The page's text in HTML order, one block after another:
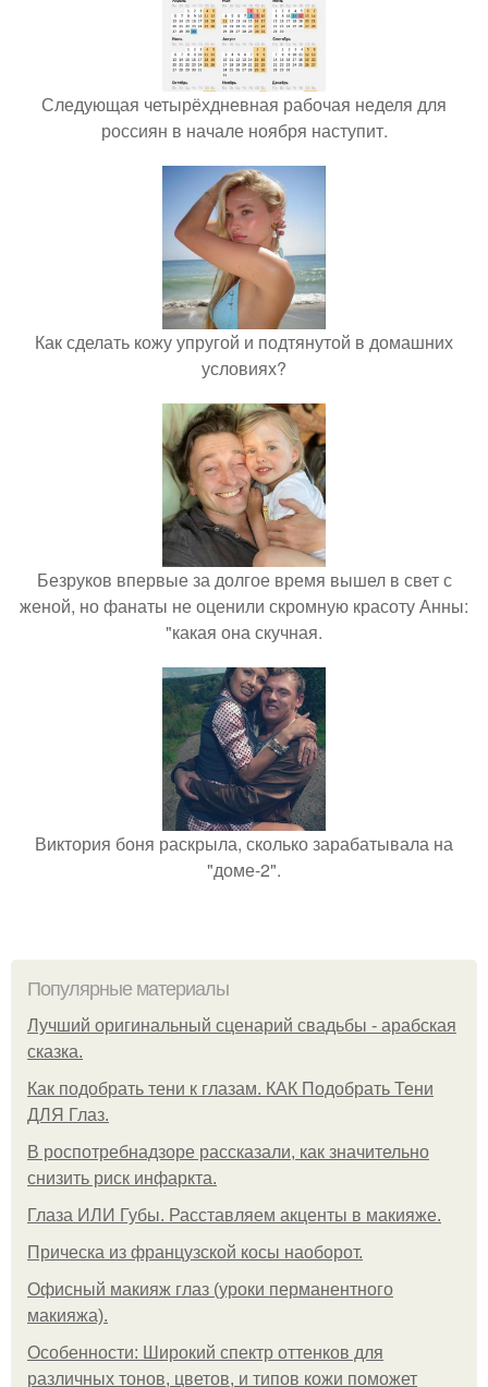
Следующая четырёхдневная рабочая неделя для
россиян в начале ноября наступит.
Как сделать кожу упругой и подтянутой в домашних
условиях?
Безруков впервые за долгое время вышел в свет с
женой, но фанаты не оценили скромную красоту Анны:
"какая она скучная.
Виктория боня раскрыла, сколько зарабатывала на
"доме-2".
Популярные материалы
Лучший оригинальный сценарий свадьбы - арабская
сказка.
Как подобрать тени к глазам. КАК Подобрать Тени
ДЛЯ Глаз.
В роспотребнадзоре рассказали, как значительно
снизить риск инфаркта.
Глаза ИЛИ Губы. Расставляем акценты в макияже.
Прическа из французской косы наоборот.
Офисный макияж глаз (уроки перманентного
макияжа).
Особенности: Широкий спектр оттенков для
различных тонов, цветов, и типов кожи поможет